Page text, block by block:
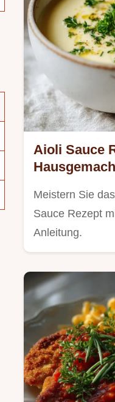
Aioli Sauce
Meistern Sie
Sauce Rezept
Anleitung.